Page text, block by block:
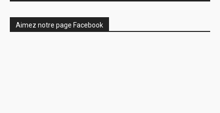
Aimez notre page Facebook